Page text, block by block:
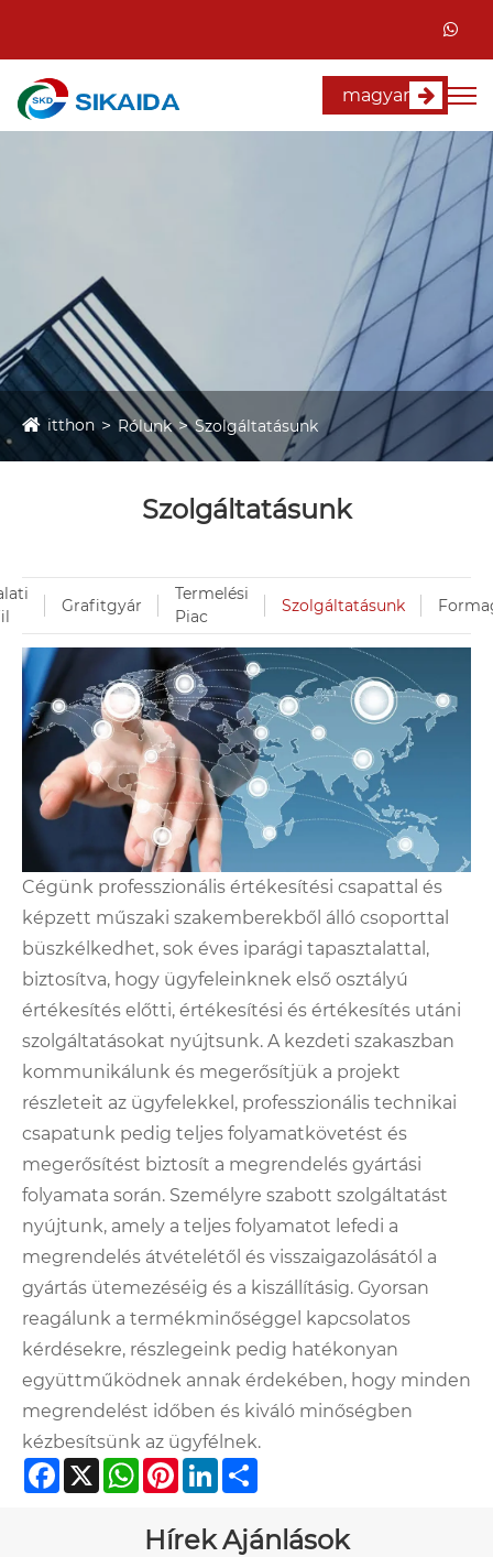
magyar
itthon Rólunk Szolgáltatásunk
Szolgáltatásunk
Grafitgyár
Termelési
Piac
Szolgáltatásunk
Cégünk professzionális értékesítési csapattal és
képzett műszaki szakemberekből álló csoporttal
büszkélkedhet, sok éves iparági tapasztalattal,
biztosítva, hogy ügyfeleinknek első osztályú
értékesítés előtti, értékesítési és értékesítés utáni
szolgáltatásokat nyújtsunk. A kezdeti szakaszban
kommunikálunk és megerősítjük a projekt
részleteit az ügyfelekkel, professzionális technikai
csapatunk pedig teljes folyamatkövetést és
megerősítést biztosít a megrendelés gyártási
folyamata során. Személyre szabott szolgáltatást
nyújtunk, amely a teljes folyamatot lefedi a
megrendelés átvételétől és visszaigazolásától a
gyártás ütemezéséig és a kiszállításig. Gyorsan
reagálunk a termékminőséggel kapcsolatos
kérdésekre, részlegeink pedig hatékonyan
együttműködnek annak érdekében, hogy minden
megrendelést időben és kiváló minőségben
kézbesítsünk az ügyfélnek.
Facebook
X WhatsApp
PinterestLinkedIn
Hírek Ajánlások